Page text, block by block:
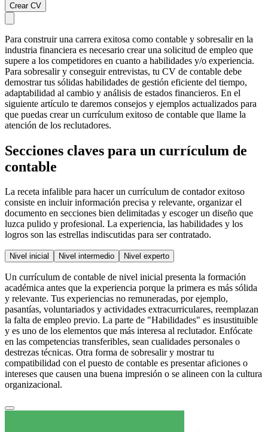
Crear CV
Para construir una carrera exitosa como contable y sobresalir en la
industria financiera es necesario crear una solicitud de empleo que
supere a los competidores en cuanto a habilidades y/o experiencia.
Para sobresalir y conseguir entrevistas, tu CV de contable debe
demostrar tus sólidas habilidades de gestión eficiente del tiempo,
adaptabilidad al cambio y análisis de estados financieros. En el
siguiente artículo te daremos consejos y ejemplos actualizados para
que puedas crear un currículum exitoso de contable que llame la
atención de los reclutadores.
Secciones claves para un currículum de
contable
La receta infalible para hacer un currículum de contador exitoso
consiste en incluir información precisa y relevante, organizar el
documento en secciones bien delimitadas y escoger un diseño que
luzca pulido y profesional. La experiencia, las habilidades y los
logros son las estrellas indiscutidas para ser contratado.
Nivel inicial Nivel intermedio Nivel experto
Un currículum de contable de nivel inicial presenta la formación
académica antes que la experiencia porque la primera es más sólida
y relevante. Tus experiencias no remuneradas, por ejemplo,
pasantías, voluntariados y actividades extracurriculares, reemplazan
la falta de empleo previo. La parte de "Habilidades" es insustituible
y es uno de los elementos que más interesa al reclutador. Enfócate
en las competencias transferibles, sean cualidades personales o
destrezas técnicas. Otra forma de sobresalir y mostrar tu
compatibilidad con el puesto de contable es presentar aficiones o
intereses que causen una buena impresión o se alineen con la cultura
organizacional.